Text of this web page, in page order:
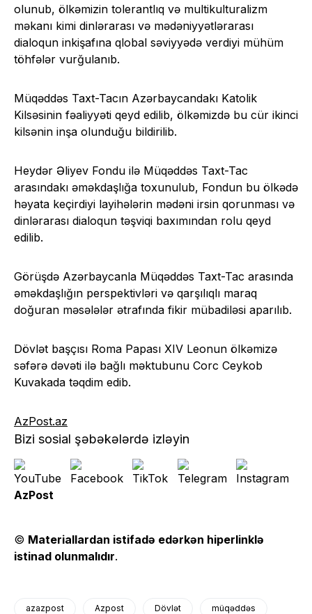
olunub, ölkəmizin tolerantlıq və multikulturalizm
məkanı kimi dinlərarası və mədəniyyətlərarası
dialoqun inkişafına qlobal səviyyədə verdiyi mühüm
töhfələr vurğulanıb.
Müqəddəs Taxt-Tacın Azərbaycandakı Katolik
Kilsəsinin fəaliyyəti qeyd edilib, ölkəmizdə bu cür ikinci
kilsənin inşa olunduğu bildirilib.
Heydər Əliyev Fondu ilə Müqəddəs Taxt-Tac
arasındakı əməkdaşlığa toxunulub, Fondun bu ölkədə
həyata keçirdiyi layihələrin mədəni irsin qorunması və
dinlərarası dialoqun təşviqi baxımından rolu qeyd
edilib.
Görüşdə Azərbaycanla Müqəddəs Taxt-Tac arasında
əməkdaşlığın perspektivləri və qarşılıqlı maraq
doğuran məsələlər ətrafında fikir mübadiləsi aparılıb.
Dövlət başçısı Roma Papası XIV Leonun ölkəmizə
səfərə dəvəti ilə bağlı məktubunu Corc Ceykob
Kuvakada təqdim edib.
AzPost.az
Bizi sosial şəbəkələrdə izləyin
AzPost
© Materiallardan istifadə edərkən hiperlinklə
istinad olunmalıdır.
azazpost Azpost Dövlət müqəddəs